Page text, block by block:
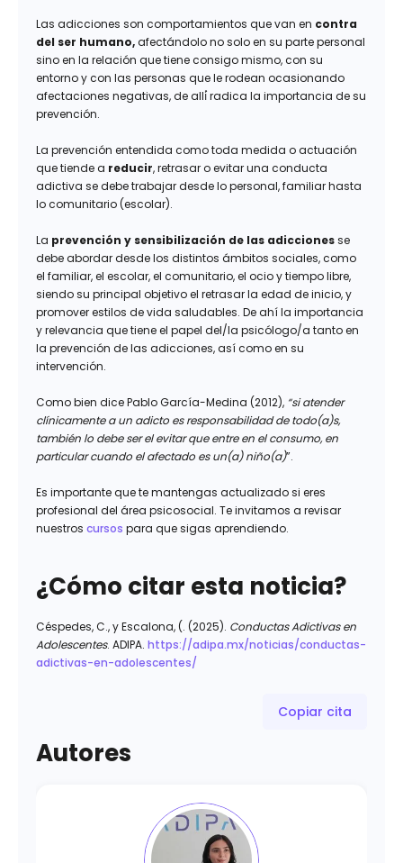
Las adicciones son comportamientos que van en contra
del ser humano,afectándolo no solo en su parte personal
sino en la relación que tiene consigo mismo, con su
entorno y con las personas que le rodean ocasionando
afectaciones negativas, de allí́ radica la importancia de su
prevención.
La prevención entendida como toda medida o actuación
que tiende a reducir, retrasar o evitar una conducta
adictiva se debe trabajar desde lo personal, familiar hasta
lo comunitario (escolar).
La prevención y sensibilización de las adiccionesse
debe abordar desde los distintos ámbitos sociales, como
el familiar, el escolar, el comunitario, el ocio y tiempo libre,
siendo su principal objetivo el retrasar la edad de inicio, y
promover estilos de vida saludables. De ahí la importancia
y relevancia que tiene el papel del/la psicólogo/a tanto en
la prevención de las adicciones, así como en su
intervención.
Como bien dice Pablo García-Medina (2012), “si atender
clínicamente a un adicto es responsabilidad de todo(a)s,
también lo debe ser el evitar que entre en el consumo, en
particular cuando el afectado es un(a) niño(a)”.
Es importante que te mantengas actualizado si eres
profesional del área psicosocial. Te invitamos a revisar
nuestros cursos para que sigas aprendiendo.
¿Cómo citar esta noticia?
Céspedes, C., y Escalona, (. (2025). Conductas Adictivas en
Adolescentes. ADIPA. https://adipa.mx/noticias/conductas-
adictivas-en-adolescentes/
Copiar cita
Autores